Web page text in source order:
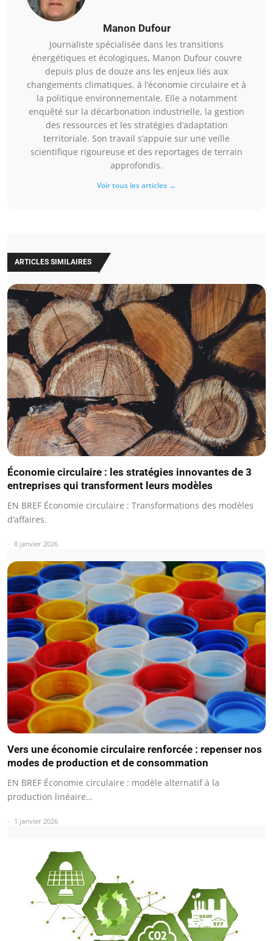
Manon Dufour
Journaliste spécialisée dans les transitions
énergétiques et écologiques, Manon Dufour couvre
depuis plus de douze ans les enjeux liés aux
changements climatiques, à l’économie circulaire et à
la politique environnementale. Elle a notamment
enquêté sur la décarbonation industrielle, la gestion
des ressources et les stratégies d’adaptation
territoriale. Son travail s’appuie sur une veille
scientifique rigoureuse et des reportages de terrain
approfondis.
Voir tous les articles →
ARTICLES SIMILAIRES
Économie circulaire : les stratégies innovantes de 3
entreprises qui transforment leurs modèles
EN BREF Économie circulaire : Transformations des modèles
d’affaires.
8 janvier 2026
Vers une économie circulaire renforcée : repenser nos
modes de production et de consommation
EN BREF Économie circulaire : modèle alternatif à la
production linéaire…
1 janvier 2026